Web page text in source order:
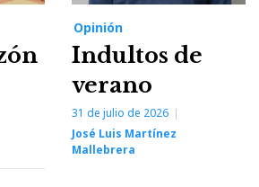
Opinión
Indultos de
verano
31 de julio de 2026
José Luis Martínez
Mallebrera